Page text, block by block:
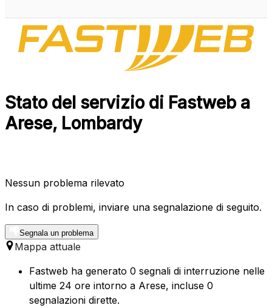
Stato del servizio di Fastweb a
Arese, Lombardy
Nessun problema rilevato
In caso di problemi, inviare una segnalazione di seguito.
Segnala un problema
Mappa attuale
Fastweb ha generato 0 segnali di interruzione nelle
ultime 24 ore intorno a Arese, incluse 0
segnalazioni dirette.